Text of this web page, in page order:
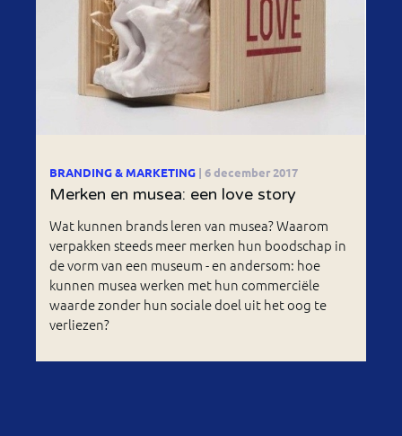
BRANDING & MARKETING | 6 december 2017
Merken en musea: een love story
Wat kunnen brands leren van musea? Waarom
verpakken steeds meer merken hun boodschap in
de vorm van een museum - en andersom: hoe
kunnen musea werken met hun commerciële
waarde zonder hun sociale doel uit het oog te
verliezen?